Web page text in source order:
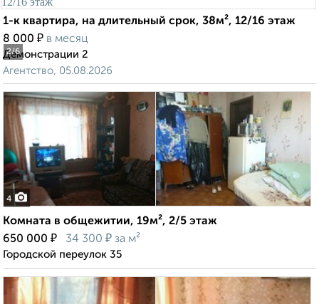
2/6
1-к квартира, на длительный срок, 38м², 12/16 этаж
8 000 ₽ в месяц
Демонстрации 2
Агентство, 05.08.2026
4
Комната в общежитии, 19м², 2/5 этаж
650 000 ₽ 34 300 ₽ за м²
Городской переулок 35